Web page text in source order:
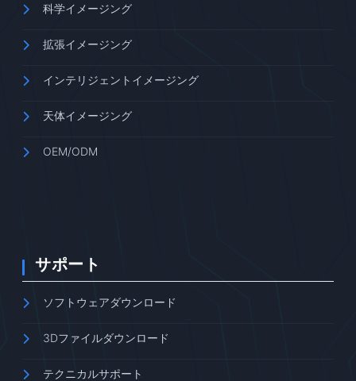
科学イメージング
拡張イメージング
インテリジェントイメージング
天体イメージング
OEM/ODM
サポート
ソフトウェアダウンロード
3Dファイルダウンロード
テクニカルサポート